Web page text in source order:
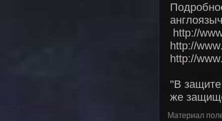
http://
http://
http://
"В
же
Материал